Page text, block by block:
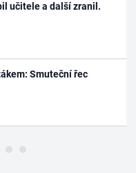
učitele a další zranil.
Smuteční řec